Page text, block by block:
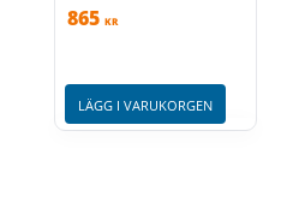
865 KR
LÄGG I VARUKORGEN